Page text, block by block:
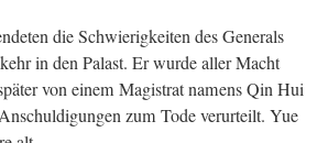
die Schwierigkeiten des Generals
in den Palast. Er wurde aller Macht
von einem Magistrat namens Qin Hui
zum Tode verurteilt. Yue